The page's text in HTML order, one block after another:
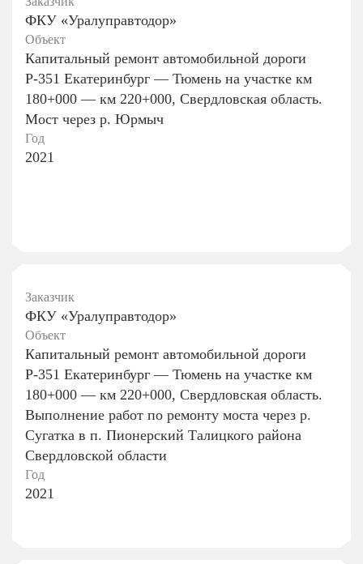
ФКУ «Уралуправтодор»
Объект
Капитальный ремонт автомобильной дороги
Р-351 Екатеринбург — Тюмень на участке км
180+000 — км 220+000, Свердловская область.
Мост через р. Юрмыч
Год
2021
Заказчик
ФКУ «Уралуправтодор»
Объект
Капитальный ремонт автомобильной дороги
Р-351 Екатеринбург — Тюмень на участке км
180+000 — км 220+000, Свердловская область.
Выполнение работ по ремонту моста через р.
Сугатка в п. Пионерский Талицкого района
Свердловской области
Год
2021